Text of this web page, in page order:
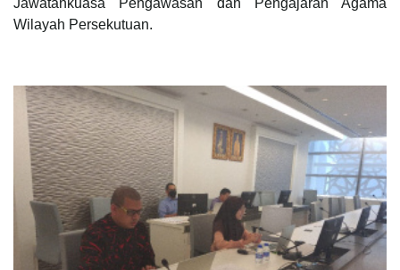
Jawatankuasa Pengawasan dan Pengajaran Agama
Wilayah Persekutuan.